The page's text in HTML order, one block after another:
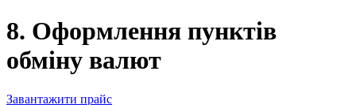
8. Оформлення пунктів
обміну валют
Завантажити прайс